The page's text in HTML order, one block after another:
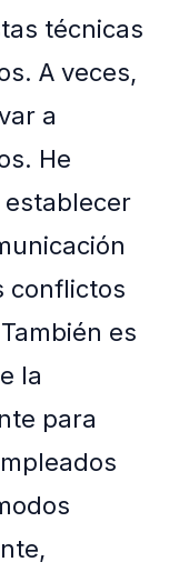
técnicas
A veces,
a
He
conflictos
es
la
para